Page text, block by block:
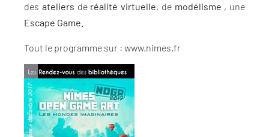
des ateliers de réalité virtuelle, de modélisme , une
Escape Game.
Tout le programme sur : www.nimes.fr